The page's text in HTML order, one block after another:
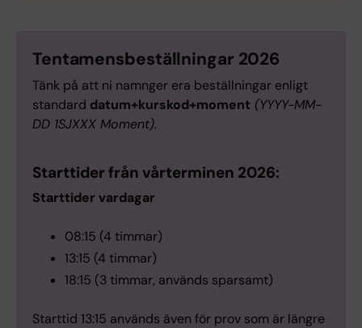
Tentamensbeställningar 2026
Tänk på att ni namnger era beställningar enligt
standard datum+kurskod+moment (YYYY-MM-
DD 1SJXXX Moment).
Starttider från vårterminen 2026:
Starttider vardagar
08:15 (4 timmar)
13:15 (4 timmar)
18:15 (3 timmar, används sparsamt)
Starttid 13:15 används även för prov som är längre